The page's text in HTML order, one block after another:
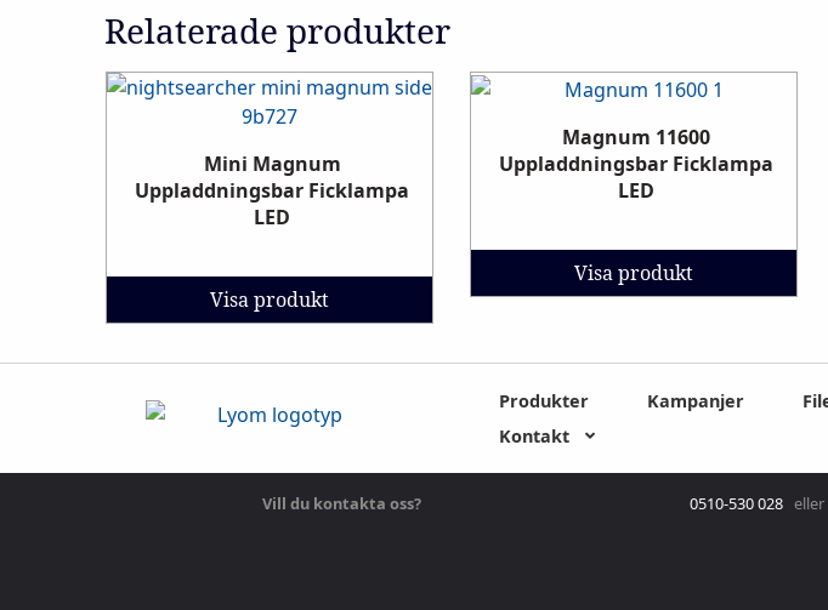
Relaterade produkter
Mini Magnum
Uppladdningsbar Ficklampa
LED
Visa produkt
Magnum 11600
Uppladdningsbar Ficklampa
LED
Visa produkt
Produkter Kampanjer
Kontakt
Vill du kontakta oss? 0510-530 028 eller